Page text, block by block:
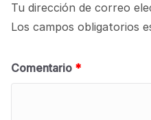
Tu dirección de correo
Los campos obligatorios
Comentario *